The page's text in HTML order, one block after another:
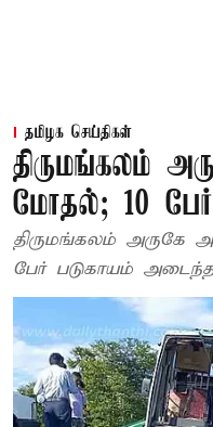
தமிழக செய்திகள்
திருமங்கலம்
மோதல்; 10
திருமங்கலம் அருகே
பேர் படுகாயம்